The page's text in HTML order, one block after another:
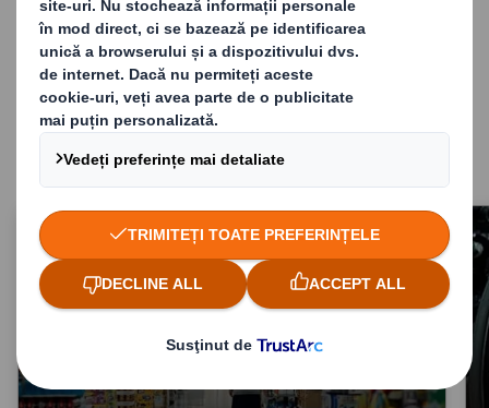
Serviciile noastre de reciclare și gestionare a
deșeurilor sunt adaptate pentru nevoile
fiecărui sector, de la retail și producție până
la tipărire și industria auto.